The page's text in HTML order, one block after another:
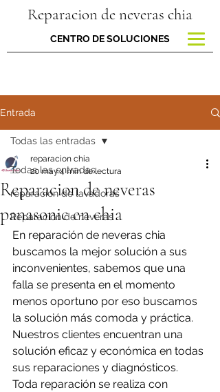
Reparacion de neveras chia
CENTRO DE SOLUCIONES
Entrada
Todas las entradas
reparacion de lavadoras
Reparación de neveras
Todas las entradas
Reparacion de neveras
panasonic en chia
reparacion chia
20 may4 min de lectura
En reparación de neveras chia
buscamos la mejor solución a sus
inconvenientes, sabemos que una
falla se presenta en el momento
menos oportuno por eso buscamos
la solución más comoda y práctica.
Nuestros clientes encuentran una
solución eficaz y económica en todas
sus reparaciones y diagnósticos.
Toda reparación se realiza con